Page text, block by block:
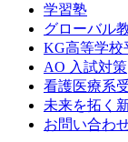
学習塾
グローバル
KG高等学校
AO 入試対策
看護医療系
未来を拓く
お問い合わ